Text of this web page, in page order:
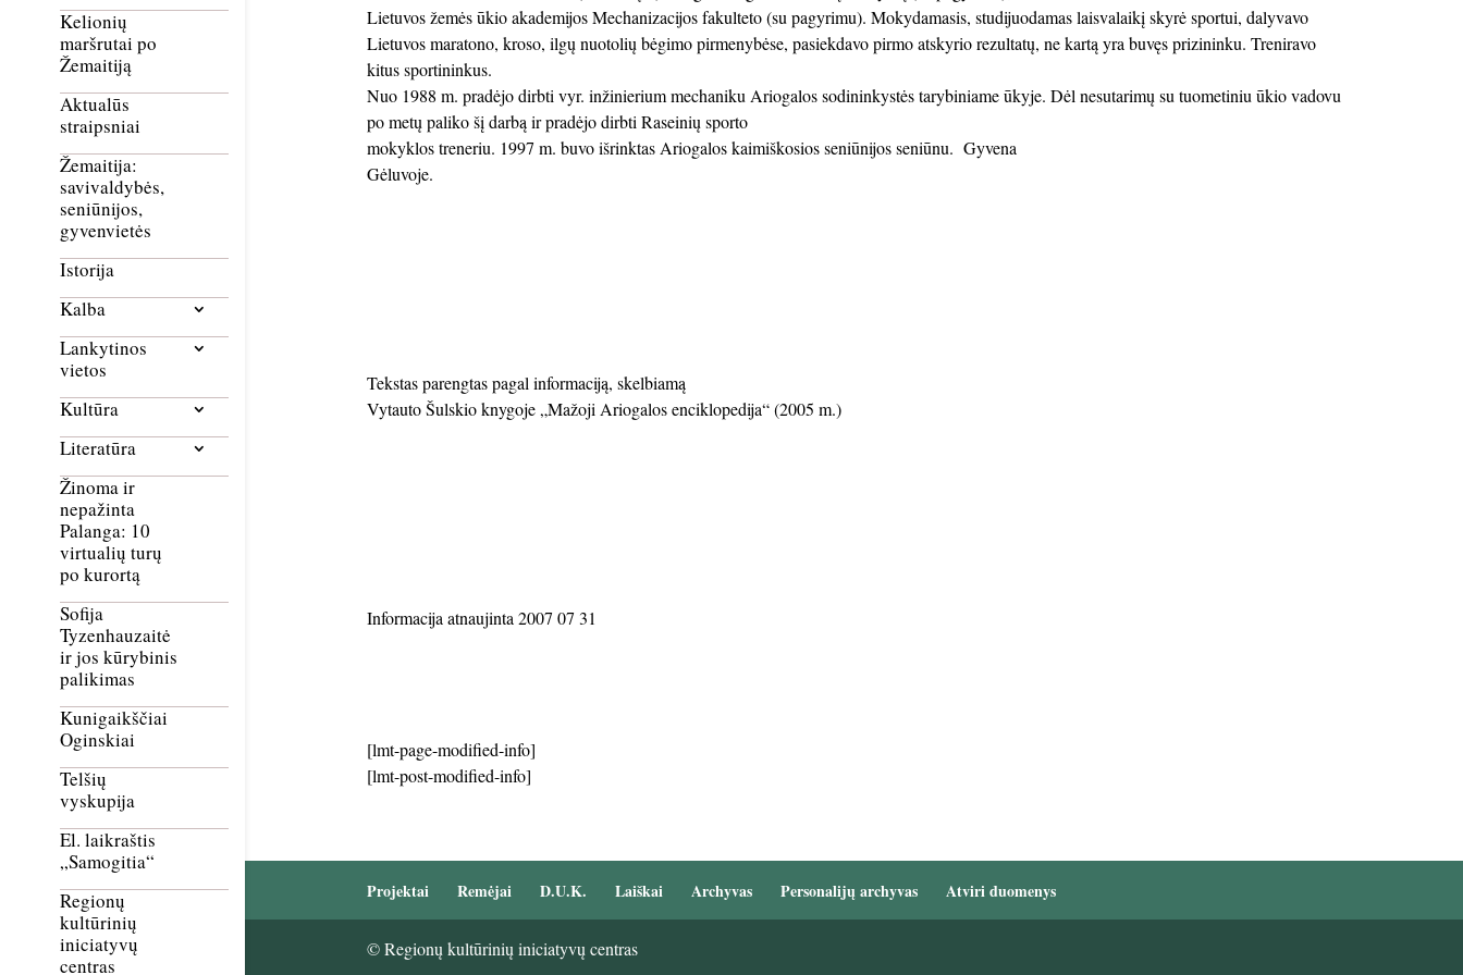
Kelionių
maršrutai po
Žemaitiją
Aktualūs
straipsniai
Žemaitija:
savivaldybės,
seniūnijos,
gyvenvietės
Istorija
Kalba
Lankytinos
vietos
Kultūra
Literatūra
Žinoma ir
nepažinta
Palanga: 10
virtualių turų
po kurortą
Sofija
Tyzenhauzaitė
ir jos kūrybinis
palikimas
Kunigaikščiai
Oginskiai
Telšių
vyskupija
El. laikraštis
„Samogitia“
Regionų
kultūrinių
iniciatyvų
centras
Lietuvos žemės ūkio akademijosMechanizacijos fakulteto (su pagyrimu). Mokydamasis, studijuodamas laisvalaikį skyrė sportui, dalyvavo
Lietuvos maratono, kroso, ilgų nuotolių bėgimo pirmenybėse, pasiekdavo pirmo atskyrio rezultatų, ne kartą yra buvęs prizininku. Treniravo
kitus sportininkus.
Nuo 1988 m. pradėjo dirbti vyr. inžinierium mechaniku Ariogalos sodininkystės tarybiniame ūkyje. Dėl nesutarimų su tuometiniu ūkio vadovu
po metų paliko šį darbą ir pradėjo dirbti Raseinių sporto
mokyklos treneriu. 1997 m. buvo išrinktas Ariogalos kaimiškosios seniūnijos seniūnu. Gyvena
Gėluvoje.
Tekstas parengtas pagal informaciją, skelbiamą
Vytauto Šulskio knygoje „Mažoji Ariogalos enciklopedija“ (2005 m.)
Informacija atnaujinta 2007 07 31
[lmt-page-modified-info]
[lmt-post-modified-info]
Projektai Remėjai D.U.K. Laiškai Archyvas Personalijų archyvas Atviri duomenys
© Regionų kultūrinių iniciatyvų centras